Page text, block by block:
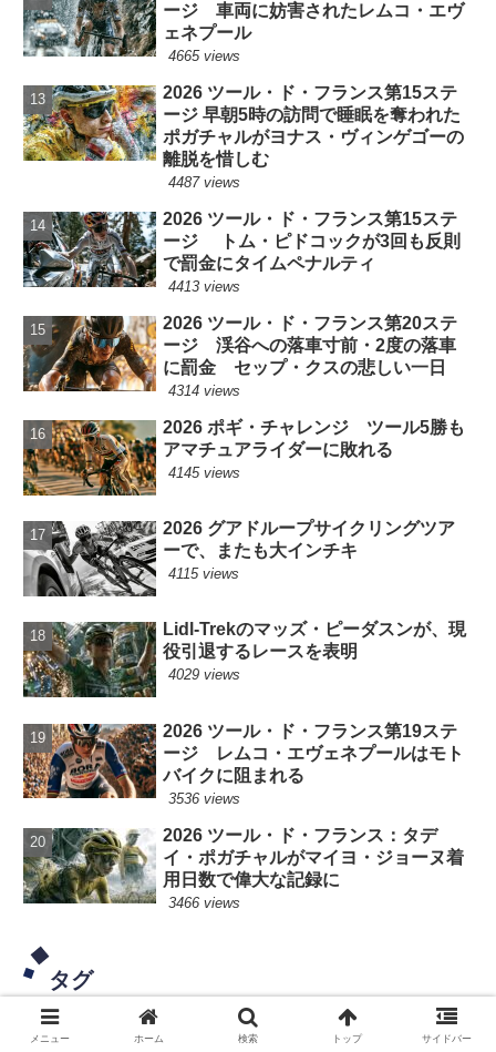
ージ 車両に妨害されたレムコ・エヴ
ェネプール
4665 views
2026 ツール・ド・フランス第15ステ
ージ 早朝5時の訪問で睡眠を奪われた
ポガチャルがヨナス・ヴィンゲゴーの
離脱を惜しむ
4487 views
2026 ツール・ド・フランス第15ステ
ージ トム・ピドコックが3回も反則
で罰金にタイムペナルティ
4413 views
2026 ツール・ド・フランス第20ステ
ージ 渓谷への落車寸前・2度の落車
に罰金 セップ・クスの悲しい一日
4314 views
2026 ポギ・チャレンジ ツール5勝も
アマチュアライダーに敗れる
4145 views
2026 グアドループサイクリングツア
ーで、またも大インチキ
4115 views
Lidl-Trekのマッズ・ピーダスンが、現
役引退するレースを表明
4029 views
2026 ツール・ド・フランス第19ステ
ージ レムコ・エヴェネプールはモト
バイクに阻まれる
3536 views
2026 ツール・ド・フランス：タデ
イ・ポガチャルがマイヨ・ジョーヌ着
用日数で偉大な記録に
3466 views
タグ
マチュー・ファンデルプール タデイ・ポガチャル
メニュー ホーム 検索 トップ サイドバー